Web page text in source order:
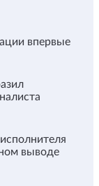
впервые
выводе